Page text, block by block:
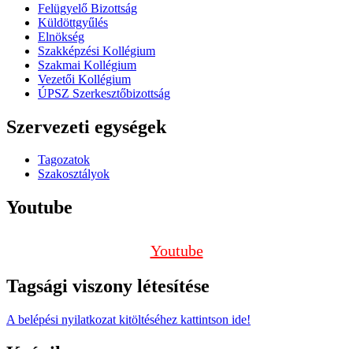
Felügyelő Bizottság
Küldöttgyűlés
Elnökség
Szakképzési Kollégium
Szakmai Kollégium
Vezetői Kollégium
ÚPSZ Szerkesztőbizottság
Szervezeti egységek
Tagozatok
Szakosztályok
Youtube
Youtube
Tagsági viszony létesítése
A belépési nyilatkozat kitöltéséhez kattintson ide!